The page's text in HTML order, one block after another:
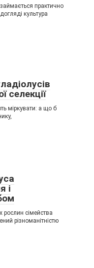
практично
культура
селекції
міркувати: а що б
і
рослин сімейства
різноманітністю